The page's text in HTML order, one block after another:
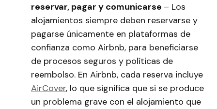
reservar, pagar y comunicarse – Los
alojamientos siempre deben reservarse y
pagarse únicamente en plataformas de
confianza como Airbnb, para beneficiarse
de procesos seguros y políticas de
reembolso. En Airbnb, cada reserva incluye
AirCover, lo que significa que si se produce
un problema grave con el alojamiento que